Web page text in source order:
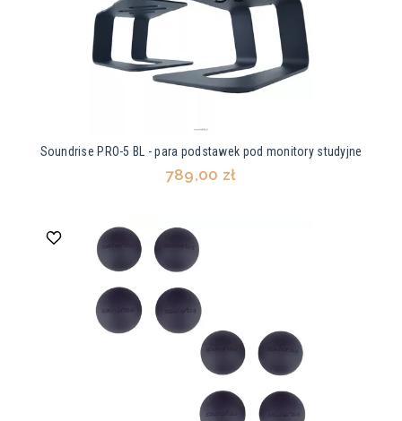
Soundrise PRO-5 BL - para podstawek pod monitory studyjne
789,00 zł